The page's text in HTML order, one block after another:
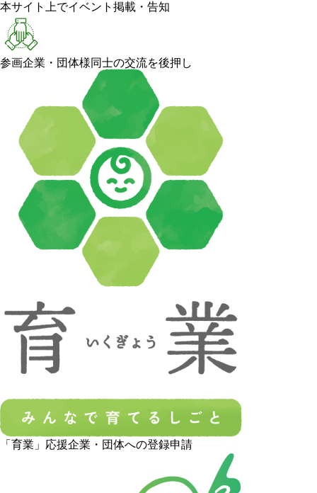
本サイト上でイベント掲載・告知
参画企業・団体様同士の交流を後押し
「育業」応援企業・団体への登録申請